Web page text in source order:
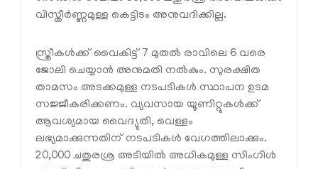
വിസ്തീര്‍ണ്ണമുള്ള കെട്ടിടം അനുവദിക്കില്ല.
സ്ത്രീകള്‍ക്ക് വൈകിട്ട് 7 മുതല്‍ രാവിലെ 6 വരെ
ജോലി ചെയ്യാന്‍ അനുമതി നല്‍കും. സുരക്ഷിത
താമസം അടക്കമുള്ള നടപടികള്‍ സ്ഥാപന ഉടമ
സജ്ജീകരിക്കണം. വ്യവസായ യൂണിറ്റുകള്‍ക്ക്
ആവശ്യമായ വൈദ്യുതി, വെള്ളം
ലഭ്യമാക്കുന്നതിന് നടപടികള്‍ വേഗത്തിലാക്കും.
20,000 ചതുരശ്ര അടിയില്‍ അധികമുള്ള സിംഗിള്‍